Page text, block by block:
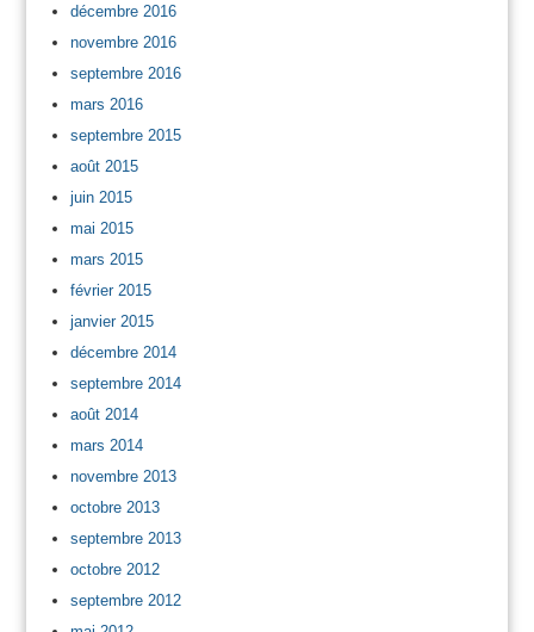
décembre 2016
novembre 2016
septembre 2016
mars 2016
septembre 2015
août 2015
juin 2015
mai 2015
mars 2015
février 2015
janvier 2015
décembre 2014
septembre 2014
août 2014
mars 2014
novembre 2013
octobre 2013
septembre 2013
octobre 2012
septembre 2012